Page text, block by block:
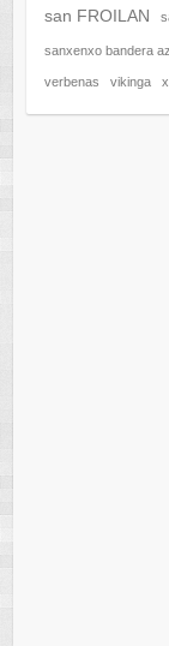
san FROILAN
sanxenxo bandera
verbenas vikinga